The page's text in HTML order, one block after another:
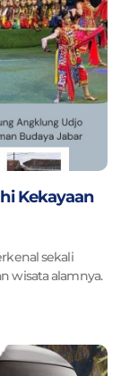
Kekayaan
sekali
wisata alamnya.